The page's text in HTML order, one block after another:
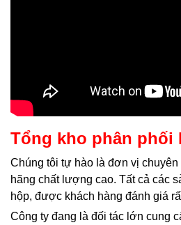
Tổng kho phân phối
Chúng tôi tự hào là đơn vị
hãng chất lượng cao. Tất cả các
hộp, được khách hàng đánh giá
Công ty đang là đối tác lớn cung